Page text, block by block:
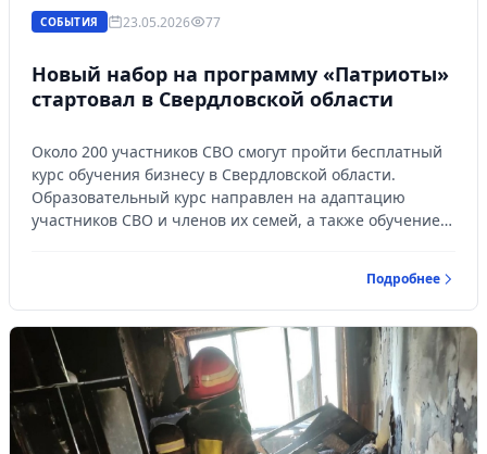
СОБЫТИЯ 23.05.2026 77
Новый набор на программу «Патриоты»
стартовал в Свердловской области
Около 200 участников СВО смогут пройти бесплатный
курс обучения бизнесу в Свердловской области.
Образовательный курс направлен на адаптацию
участников СВО и членов их семей, а также обучение
Подробнее